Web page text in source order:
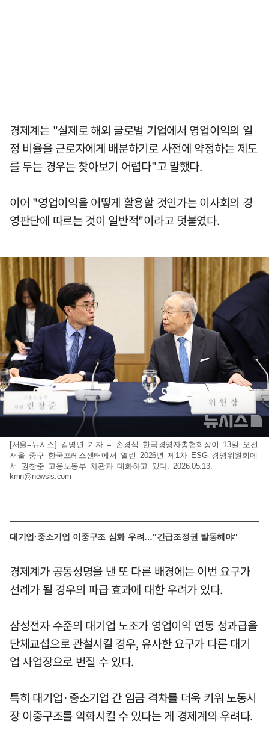
경제계는 "실제로 해외 글로벌 기업에서 영업이익의 일
정 비율을 근로자에게 배분하기로 사전에 약정하는 제도
를 두는 경우는 찾아보기 어렵다"고 말했다.
이어 "영업이익을 어떻게 활용할 것인가는 이사회의 경
영판단에 따르는 것이 일반적"이라고 덧붙였다.
[서울=뉴시스] 김명년 기자 = 손경식 한국경영자총협회장이 13일 오전
서울 중구 한국프레스센터에서 열린 2026년 제1차 ESG 경영위원회에
서 권창준 고용노동부 차관과 대화하고 있다. 2026.05.13.
kmn@newsis.com
대기업·중소기업 이중구조 심화 우려…"긴급조정권 발동해야"
경제계가 공동성명을 낸 또 다른 배경에는 이번 요구가
선례가 될 경우의 파급 효과에 대한 우려가 있다.
삼성전자 수준의 대기업 노조가 영업이익 연동 성과급을
단체교섭으로 관철시킬 경우, 유사한 요구가 다른 대기
업 사업장으로 번질 수 있다.
특히 대기업·중소기업 간 임금 격차를 더욱 키워 노동시
장 이중구조를 악화시킬 수 있다는 게 경제계의 우려다.